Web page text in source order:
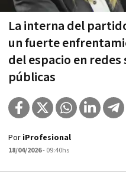
La interna del
un fuerte
del espacio en
públicas
Por iProfesional
18/04/2026- 09:40hs